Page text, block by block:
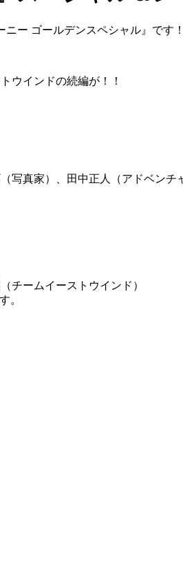
ー ゴールデンスペシャル』です！
ウインドの続編が！！
写真家）、田中正人（アドベンチ
チームイーストウインド）
。